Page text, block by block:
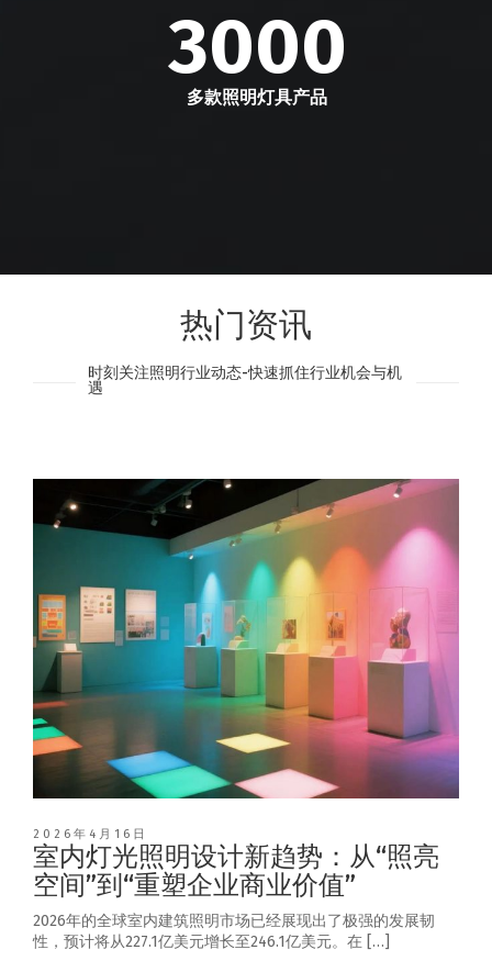
3000
多款照明灯具产品
热门资讯
时刻关注照明行业动态-快速抓住行业机会与机
遇
2026年4月16日
室内灯光照明设计新趋势：从“照亮
空间”到“重塑企业商业价值”
2026年的全球室内建筑照明市场已经展现出了极强的发展韧
性，预计将从227.1亿美元增长至246.1亿美元。在 […]